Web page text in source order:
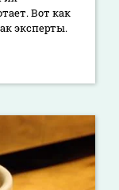
Вот как
эксперты.